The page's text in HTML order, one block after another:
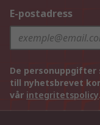
E-postadress
De personuppgifter
till nyhetsbrevet
vår integritetspolicy.